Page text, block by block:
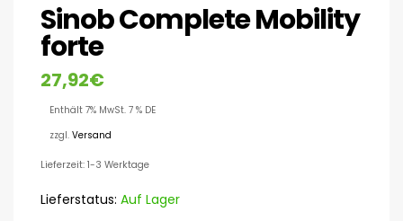
Sinob Complete Mobility
forte
27,92€
Enthält 7% MwSt. 7 % DE
zzgl. Versand
Lieferzeit: 1-3 Werktage
Lieferstatus: Auf Lager